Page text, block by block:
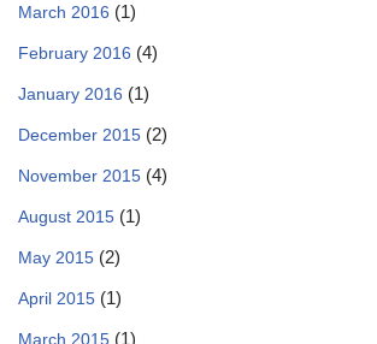
March 2016 (1)
February 2016 (4)
January 2016 (1)
December 2015 (2)
November 2015 (4)
August 2015 (1)
May 2015 (2)
April 2015 (1)
March 2015 (1)